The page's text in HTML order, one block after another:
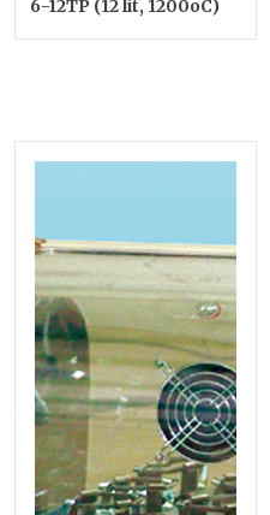
6-12TP (12 lít, 1200oC)